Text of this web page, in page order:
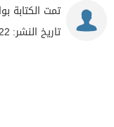
تمت الكتابة
تاريخ النشر: 22 مايو